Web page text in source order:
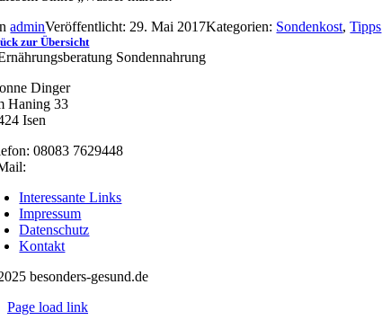
adminVeröffentlicht: 29. Mai 2017Kategorien: Sondenkost,Tipps
zur Übersicht
Dinger
Haning 33
Isen
08083 7629448
Interessante Links
Impressum
Datenschutz
Kontakt
besonders-gesund.de
Page load link